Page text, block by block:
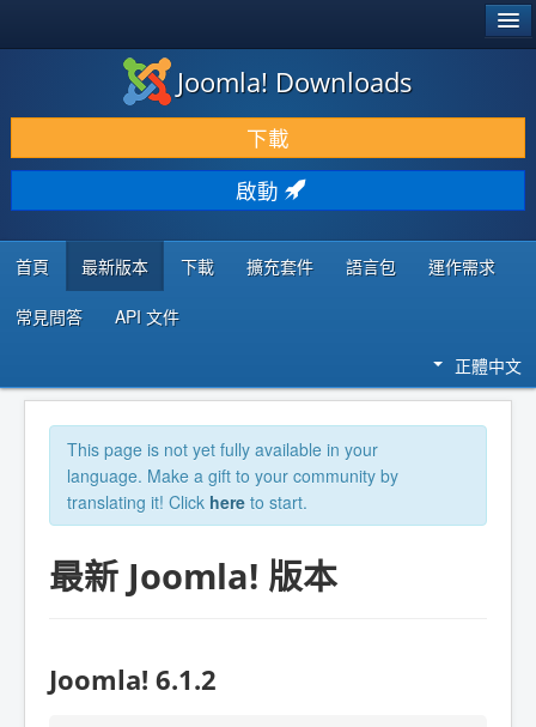
下載 & 擴充
發現 & 學習
社群 & 支援
程式者資源
Joomla! Downloads
下載
啟動
首頁 最新版本 下載 擴充套件 語言包 運作需求
常見問答 API 文件
正體中文
This page is not yet fully available in your
language. Make a gift to your community by
translating it! Click here to start.
最新 Joomla! 版本
Joomla! 6.1.2